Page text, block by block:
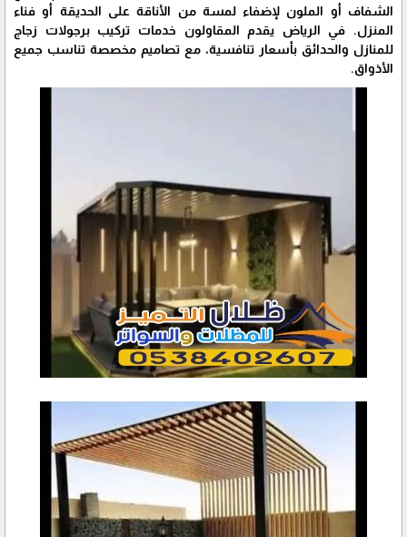
الشفاف أو الملون لإضفاء لمسة من الأناقة على الحديقة أو فناء
المنزل. في الرياض يقدم المقاولون خدمات تركيب برجولات زجاج
للمنازل والحدائق بأسعار تنافسية، مع تصاميم مخصصة تناسب جميع
الأذواق.